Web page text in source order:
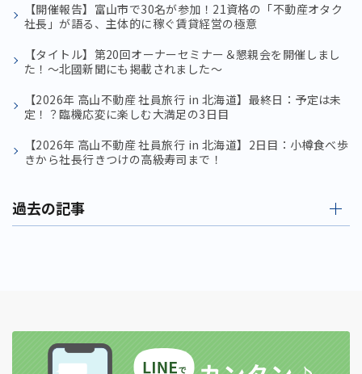
【開催報告】富山市で30名が参加！21資格の「不動産オタク
社長」が語る、主体的に稼ぐ賃貸経営の極意
【タイトル】第20回オーナーセミナー＆懇親会を開催しまし
た！〜北國新聞にも掲載されました〜
【2026年 高山不動産 社員旅行 in 北海道】最終日：予定は未
定！？臨機応変に楽しむ大満足の3日目
【2026年 高山不動産 社員旅行 in 北海道】2日目：小樽食べ歩
きから社長行きつけの高級寿司まで！
過去の記事